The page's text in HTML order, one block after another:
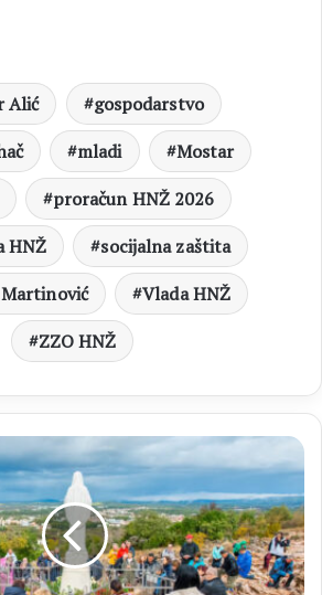
Alić
gospodarstvo
mladi
Mostar
proračun HNŽ 2026
HNŽ
socijalna zaštita
Vlada HNŽ
ZZO HNŽ